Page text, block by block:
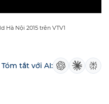
Hà Nội 2015 trên VTV1
Tóm tắt với AI: